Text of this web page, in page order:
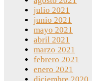
julio 2021
junio 2021
mayo 2021
abril 2021
marzo 2021
febrero 2021
enero 2021